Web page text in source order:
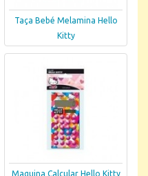
Taça Bebé Melamina Hello
Kitty
Maquina Calcular Hello Kitty